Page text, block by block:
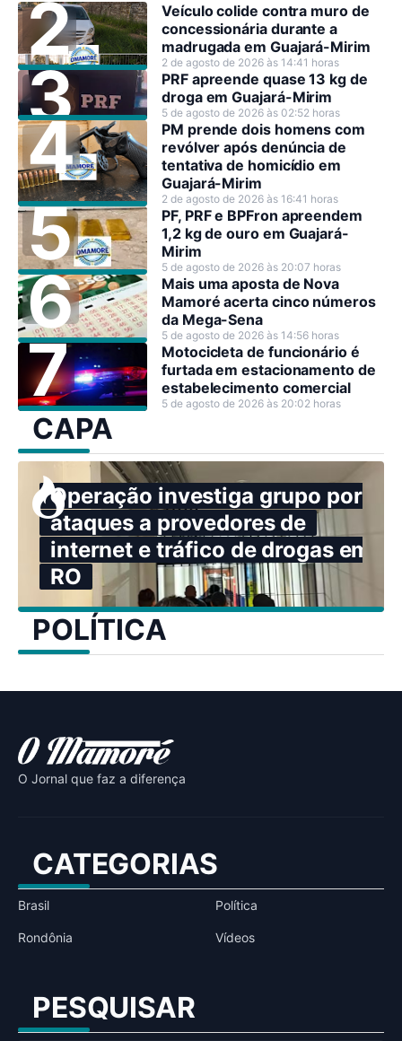
Veículo colide contra muro de
concessionária durante a
madrugada em Guajará-Mirim
2 de agosto de 2026 às 14:41 horas
PRF apreende quase 13 kg de
droga em Guajará-Mirim
5 de agosto de 2026 às 02:52 horas
PM prende dois homens com
revólver após denúncia de
tentativa de homicídio em
Guajará-Mirim
2 de agosto de 2026 às 16:41 horas
PF, PRF e BPFron apreendem
1,2 kg de ouro em Guajará-
Mirim
5 de agosto de 2026 às 20:07 horas
Mais uma aposta de Nova
Mamoré acerta cinco números
da Mega-Sena
5 de agosto de 2026 às 14:56 horas
Motocicleta de funcionário é
furtada em estacionamento de
estabelecimento comercial
5 de agosto de 2026 às 20:02 horas
CAPA
Operação investiga grupo por
ataques a provedores de
internet e tráfico de drogas em
RO
POLÍTICA
O Jornal que faz a diferença
CATEGORIAS
Brasil Política
Rondônia Vídeos
PESQUISAR